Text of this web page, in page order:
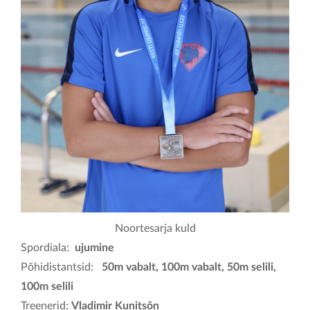
KONTAKT
Noortesarja kuld
Spordiala: ujumine
Põhidistantsid: 50m vabalt, 100m vabalt, 50m selili,
100m selili
Treenerid: Vladimir Kunitsõn